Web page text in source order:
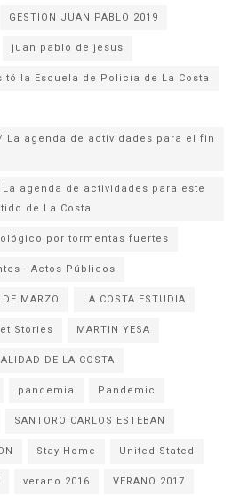
GESTION JUAN PABLO 2019
juan pablo de jesus
/ La agenda de actividades para el fin
La agenda de actividades para este
de La Costa
por tormentas fuertes
- Actos Públicos
MARZO
LA COSTA ESTUDIA
Stories
MARTIN YESA
DE LA COSTA
pandemia
Pandemic
SANTORO CARLOS ESTEBAN
Stay Home
United Stated
verano 2016
VERANO 2017